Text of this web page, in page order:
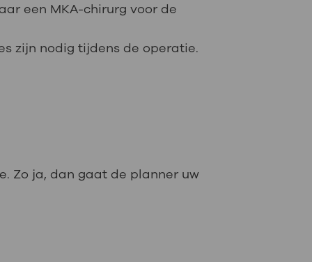
een MKA-chirurg voor de
zijn nodig tijdens de operatie.
Zo ja, dan gaat de planner uw